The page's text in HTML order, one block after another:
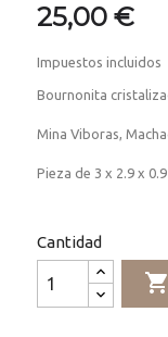
25,00 €
Impuestos incluidos
Bournonita
Mina Viboras,
Pieza de 3 x 2.9 x
Cantidad
